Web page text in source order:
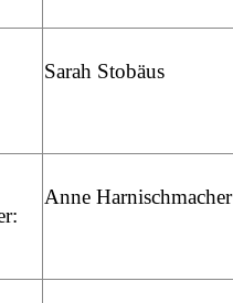
Sarah Stobäus
Anne Harnischmacher